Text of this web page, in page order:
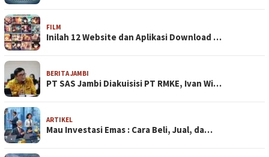
FILM
Inilah 12 Website dan Aplikasi Download …
BERITA JAMBI
PT SAS Jambi Diakuisisi PT RMKE, Ivan Wi…
ARTIKEL
Mau Investasi Emas : Cara Beli, Jual, da…